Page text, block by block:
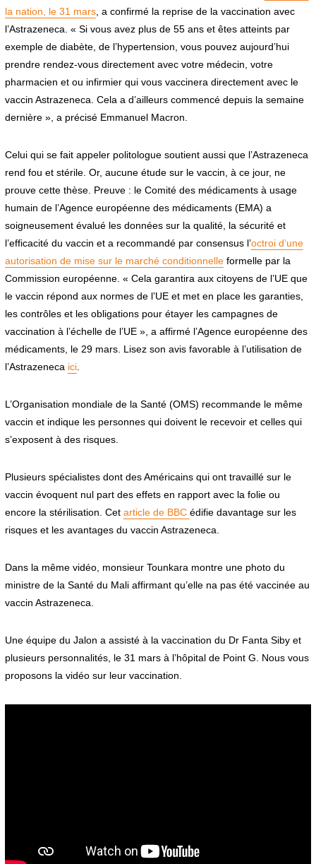
la nation, le 31 mars, a confirmé la reprise de la vaccination avec
l’Astrazeneca. « Si vous avez plus de 55 ans et êtes atteints par
exemple de diabète, de l’hypertension, vous pouvez aujourd’hui
prendre rendez-vous directement avec votre médecin, votre
pharmacien et ou infirmier qui vous vaccinera directement avec le
vaccin Astrazeneca. Cela a d’ailleurs commencé depuis la semaine
dernière », a précisé Emmanuel Macron.
Celui qui se fait appeler politologue soutient aussi que l’Astrazeneca
rend fou et stérile. Or, aucune étude sur le vaccin, à ce jour, ne
prouve cette thèse. Preuve : le Comité des médicaments à usage
humain de l’Agence européenne des médicaments (EMA) a
soigneusement évalué les données sur la qualité, la sécurité et
l’efficacité du vaccin et a recommandé par consensus l’octroi d’une
autorisation de mise sur le marché conditionnelleformelle par la
Commission européenne. « Cela garantira aux citoyens de l’UE que
le vaccin répond aux normes de l’UE et met en place les garanties,
les contrôles et les obligations pour étayer les campagnes de
vaccination à l’échelle de l’UE », a affirmé l’Agence européenne des
médicaments, le 29 mars. Lisez son avis favorable à l’utilisation de
l’Astrazeneca ici.
L’Organisation mondiale de la Santé (OMS) recommande le même
vaccin et indique les personnes qui doivent le recevoir et celles qui
s’exposent à des risques.
Plusieurs spécialistes dont des Américains qui ont travaillé sur le
vaccin évoquent nul part des effets en rapport avec la folie ou
encore la stérilisation. Cet article de BBC édifie davantage sur les
risques et les avantages du vaccin Astrazeneca.
Dans la même vidéo, monsieur Tounkara montre une photo du
ministre de la Santé du Mali affirmant qu’elle na pas été vaccinée au
vaccin Astrazeneca.
Une équipe du Jalon a assisté à la vaccination du Dr Fanta Siby et
plusieurs personnalités, le 31 mars à l’hôpital de Point G. Nous vous
proposons la vidéo sur leur vaccination.